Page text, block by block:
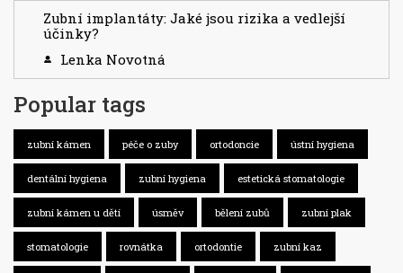
Zubní implantáty: Jaké jsou rizika a vedlejší
účinky?
Lenka Novotná
Popular tags
zubní kámen péče o zuby ortodoncie ústní hygiena
dentální hygiena zubní hygiena estetická stomatologie
zubní kámen u dětí úsměv bělení zubů zubní plak
stomatologie rovnátka ortodontie zubní kaz